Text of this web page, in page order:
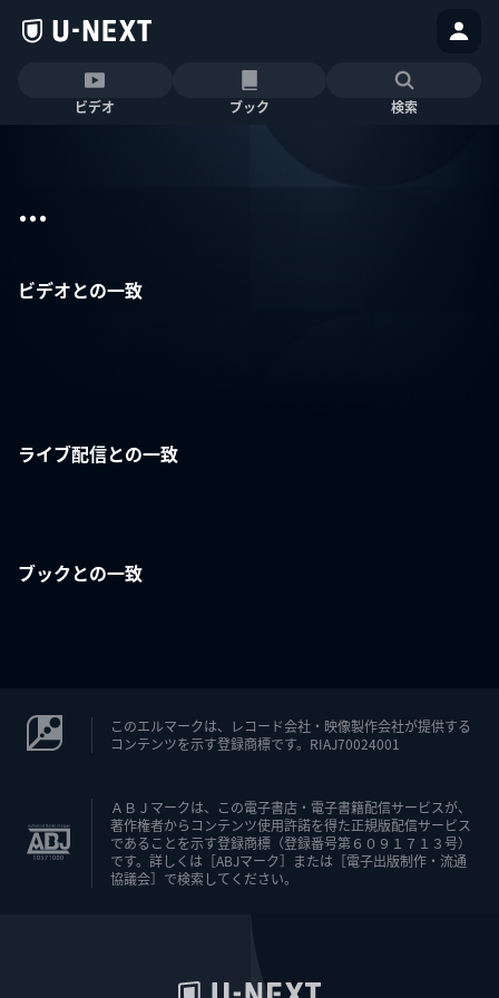
ビデオ ブック 検索
...
ビデオとの一致
ライブ配信との一致
ブックとの一致
このエルマークは、レコード会社・映像製作会社が提供する
コンテンツを示す登録商標です。RIAJ70024001
ＡＢＪマークは、この電子書店・電子書籍配信サービスが、
著作権者からコンテンツ使用許諾を得た正規版配信サービス
であることを示す登録商標（登録番号第６０９１７１３号）
です。詳しくは［ABJマーク］または［電子出版制作・流通
協議会］で検索してください。